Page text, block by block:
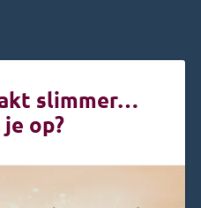
slimmer…
op?